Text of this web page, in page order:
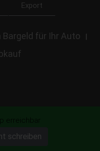
Export
für Ihr Auto |
anbieten!
erreichbar
schreiben